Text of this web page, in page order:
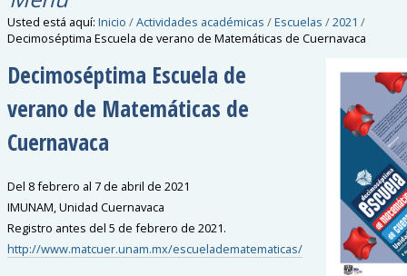
Usted está aquí: Inicio /Actividades académicas /Escuelas /2021 /
Decimoséptima Escuela de verano de Matemáticas de Cuernavaca
Decimoséptima Escuela de
verano de Matemáticas de
Cuernavaca
Del 8 febrero al 7 de abril de 2021
IMUNAM, Unidad Cuernavaca
Registro antes del 5 de febrero de 2021.
http://www.matcuer.unam.mx/escueladematematicas/